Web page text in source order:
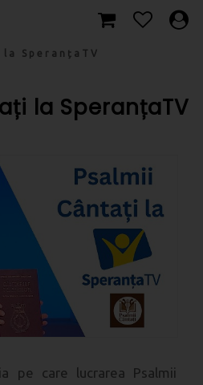
SperanțaTV
la SperanțaTV
pe care lucrarea Psalmii